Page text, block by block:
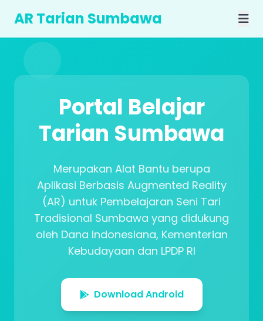
AR Tarian Sumbawa
Portal Belajar
Tarian Sumbawa
Merupakan Alat Bantu berupa
Aplikasi Berbasis Augmented Reality
(AR) untuk Pembelajaran Seni Tari
Tradisional Sumbawa yang didukung
oleh Dana Indonesiana, Kementerian
Kebudayaan dan LPDP RI
Download Android